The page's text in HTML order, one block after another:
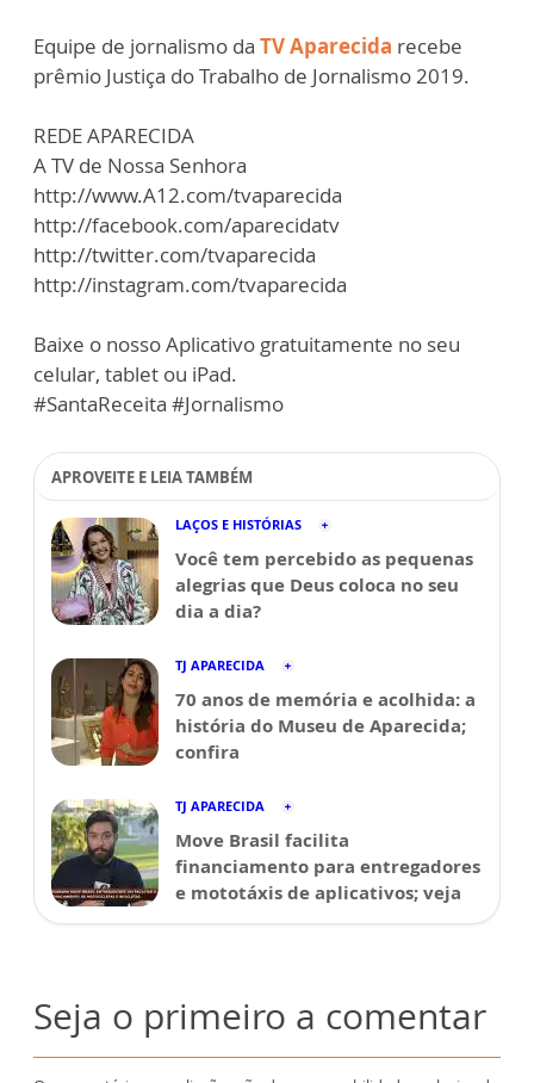
Equipe de jornalismo da TV Aparecida recebe
prêmio Justiça do Trabalho de Jornalismo 2019.
REDE APARECIDA
A TV de Nossa Senhora
http://www.A12.com/tvaparecida
http://facebook.com/aparecidatv
http://twitter.com/tvaparecida
http://instagram.com/tvaparecida
Baixe o nosso Aplicativo gratuitamente no seu
celular, tablet ou iPad.
#SantaReceita #Jornalismo
APROVEITE E LEIA TAMBÉM
LAÇOS E HISTÓRIAS
Você tem percebido as pequenas
alegrias que Deus coloca no seu
dia a dia?
TJ APARECIDA
70 anos de memória e acolhida: a
história do Museu de Aparecida;
confira
TJ APARECIDA
Move Brasil facilita
financiamento para entregadores
e mototáxis de aplicativos; veja
Seja o primeiro a comentar